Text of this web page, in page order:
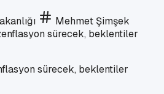
Mehmet Şimşek
sürecek, beklentiler